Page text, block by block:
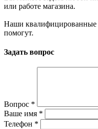
или работе магазина.
Наши квалифицированные
помогут.
Задать вопрос
Вопрос *
Ваше имя *
Телефон *